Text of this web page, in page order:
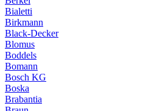
Bialetti
Birkmann
Black-Decker
Blomus
Boddels
Bomann
Bosch KG
Boska
Brabantia